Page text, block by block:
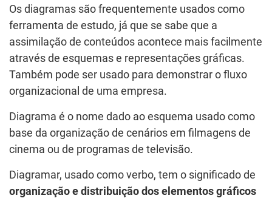
Os diagramas são frequentemente usados como
ferramenta de estudo, já que se sabe que a
assimilação de conteúdos acontece mais facilmente
através de esquemas e representações gráficas.
Também pode ser usado para demonstrar o fluxo
organizacional de uma empresa.
Diagrama é o nome dado ao esquema usado como
base da organização de cenários em filmagens de
cinema ou de programas de televisão.
Diagramar, usado como verbo, tem o significado de
organização e distribuição dos elementos gráficos